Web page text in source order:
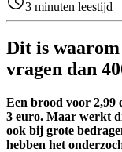
3 minuten leestijd
Dit is
vragen dan
Een brood voor 2,99
3 euro. Maar werkt
ook bij grote
hebben het